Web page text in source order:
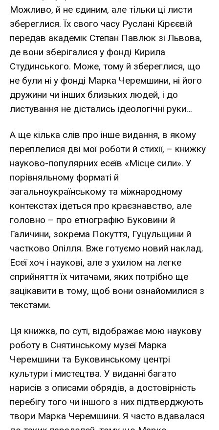
Можливо, й не єдиним, але тільки ці листи
збереглися. Їх свого часу Руслані Кірєєвій
передав академік Степан Павлюк зі Львова,
де вони зберігалися у фонді Кирила
Студинського. Може, тому й збереглися, що
не були ні у фонді Марка Черемшини, ні його
дружини чи інших близьких людей, і до
листування не дістались ідеологічні руки…
А ще кілька слів про інше видання, в якому
переплелися дві мої роботи й стихії, – книжку
науково-популярних есеїв «Місце сили». У
порівняльному форматі й
загальноукраїнському та міжнародному
контекстах ідеться про краєзнавство, але
головно – про етнографію Буковини й
Галичини, зокрема Покуття, Гуцульщини й
частково Опілля. Вже готуємо новий наклад.
Есеї хоч і наукові, але з ухилом на легке
сприйняття їх читачами, яких потрібно ще
зацікавити в тому, щоб вони ознайомилися з
текстами.
Ця книжка, по суті, відображає мою наукову
роботу в Снятинському музеї Марка
Черемшини та Буковинському центрі
культури і мистецтва. У виданні багато
нарисів з описами обрядів, а достовірність
перебігу того чи іншого з них підтверджують
твори Марка Черемшини. Я часто вдавалася